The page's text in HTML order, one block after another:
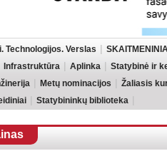
Technologijos. Verslas
Infrastruktūra Aplinka Statybinė ir
Metų nominacijos Žaliasis
Statybininkų biblioteka